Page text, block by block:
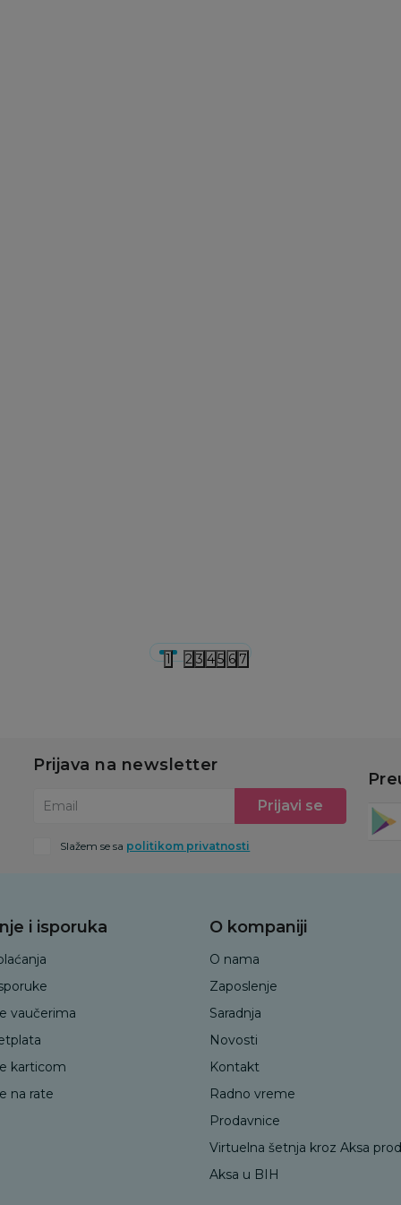
1 2 3 45 6 7
Prijava na newsletter
Email Prijavi se
Slažem se sa politikom privatnosti
i isporuka
vaučerima
karticom
na rate
O kompaniji
O nama
Zaposlenje
Saradnja
Novosti
Kontakt
Radno vreme
Prodavnice
Virtuelna šetnja kroz Aksa
Aksa u BIH